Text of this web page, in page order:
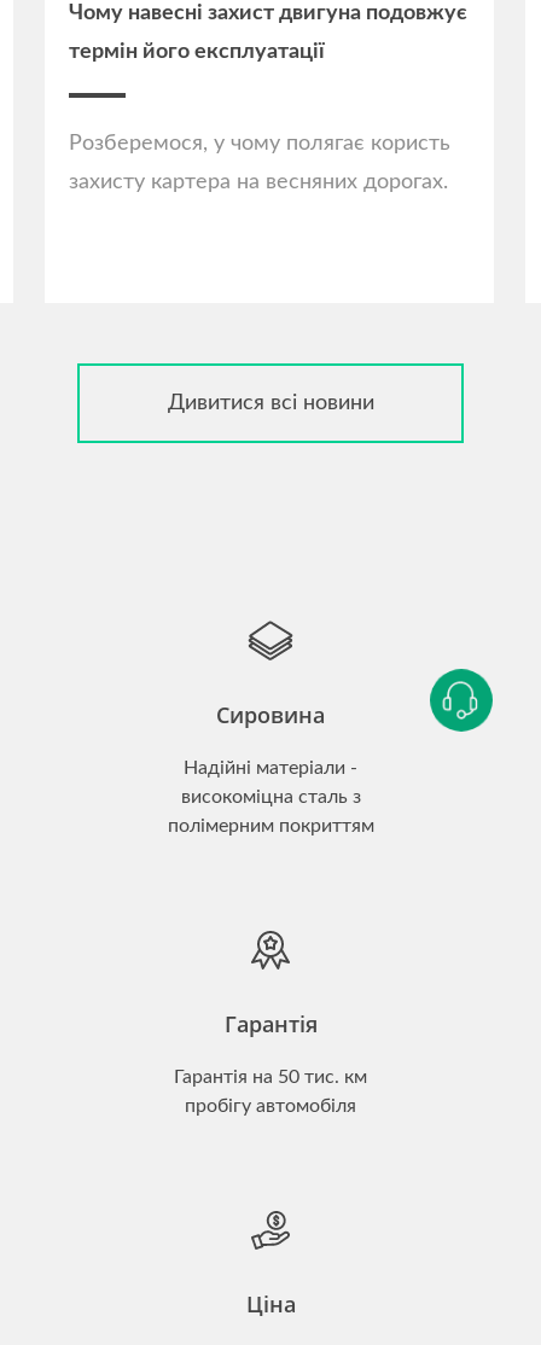
Чому навесні захист двигуна подовжує
термін його експлуатації
Розберемося, у чому полягає користь
захисту картера на весняних дорогах.
Дивитися всі новини
Сировина
Надійні матеріали -
високоміцна сталь з
полімерним покриттям
Гарантія
Гарантія на 50 тис. км
пробігу автомобіля
Ціна